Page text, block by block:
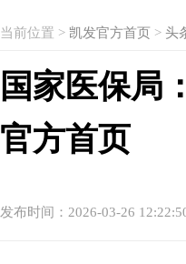
当前位置 > 凯发官方首页 > 头
国家医保局
官方首页
发布时间：2026-03-26